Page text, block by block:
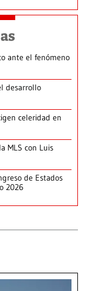
ante el fenómeno
desarrollo
celeridad en
MLS con Luis
de Estados
2026